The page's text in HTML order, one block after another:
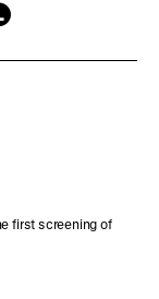
To
first screening of